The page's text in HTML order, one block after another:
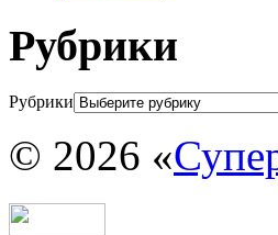
Рубрики
Рубрики
© 2026 «